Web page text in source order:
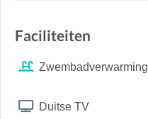
Faciliteiten
Zwembadverwarming
Duitse TV